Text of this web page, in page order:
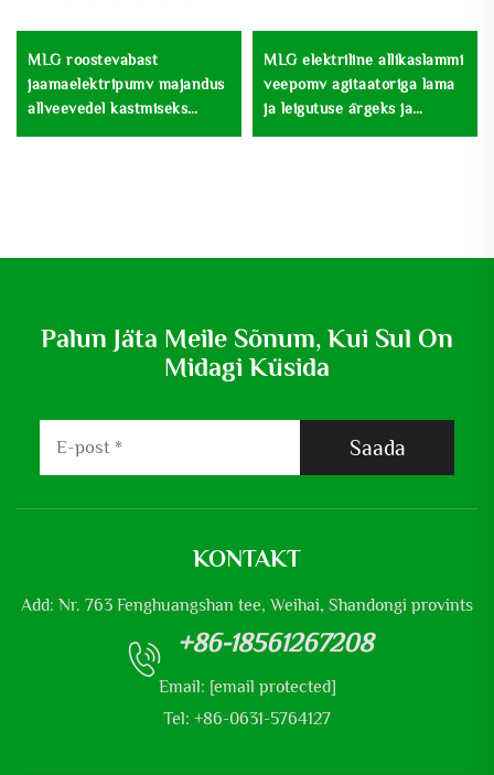
MLG roostevabast
jaamaelektripumv majandus
allveevedel kastmiseks
MLG elektriline allikaslammi
veepomv agitaatoriga lama
ja leigutuse ärgeks ja
Palun Jäta Meile Sõnum, Kui Sul On
Midagi Küsida
Saada
KONTAKT
Add: Nr. 763 Fenghuangshan tee, Weihai, Shandongi provints
+86-18561267208
Email: [email protected]
Tel: +86-0631-5764127